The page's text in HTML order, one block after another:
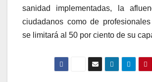
sanidad implementadas, la
ciudadanos como de
se limitará al 50 por ciento de su